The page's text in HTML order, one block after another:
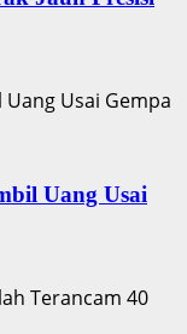
Uang Usai